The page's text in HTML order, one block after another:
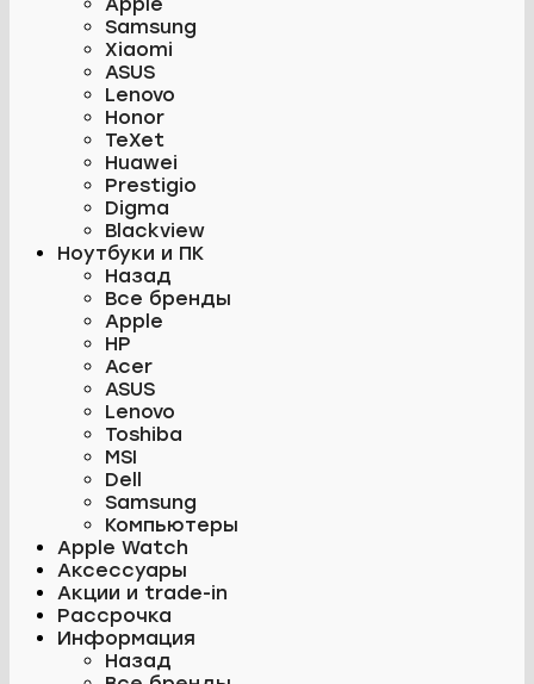
Samsung
Xiaomi
ASUS
Lenovo
Honor
TeXet
Huawei
Prestigio
Digma
Blackview
Ноутбуки и ПК
Назад
Все бренды
Apple
HP
Acer
ASUS
Lenovo
Toshiba
MSI
Dell
Samsung
Компьютеры
Apple Watch
Аксессуары
Акции и trade-in
Рассрочка
Информация
Назад